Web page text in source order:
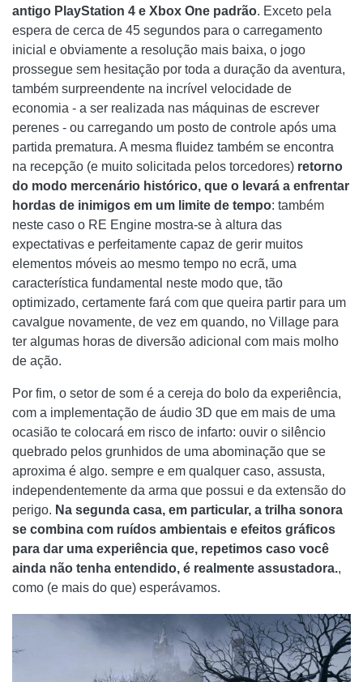
antigo PlayStation 4 e Xbox One padrão. Exceto pela
espera de cerca de 45 segundos para o carregamento
inicial e obviamente a resolução mais baixa, o jogo
prossegue sem hesitação por toda a duração da aventura,
também surpreendente na incrível velocidade de
economia - a ser realizada nas máquinas de escrever
perenes - ou carregando um posto de controle após uma
partida prematura. A mesma fluidez também se encontra
na recepção (e muito solicitada pelos torcedores) retorno
do modo mercenário histórico, que o levará a enfrentar
hordas de inimigos em um limite de tempo: também
neste caso o RE Engine mostra-se à altura das
expectativas e perfeitamente capaz de gerir muitos
elementos móveis ao mesmo tempo no ecrã, uma
característica fundamental neste modo que, tão
optimizado, certamente fará com que queira partir para um
cavalgue novamente, de vez em quando, no Village para
ter algumas horas de diversão adicional com mais molho
de ação.
Por fim, o setor de som é a cereja do bolo da experiência,
com a implementação de áudio 3D que em mais de uma
ocasião te colocará em risco de infarto: ouvir o silêncio
quebrado pelos grunhidos de uma abominação que se
aproxima é algo. sempre e em qualquer caso, assusta,
independentemente da arma que possui e da extensão do
perigo. Na segunda casa, em particular, a trilha sonora
se combina com ruídos ambientais e efeitos gráficos
para dar uma experiência que, repetimos caso você
ainda não tenha entendido, é realmente assustadora.,
como (e mais do que) esperávamos.